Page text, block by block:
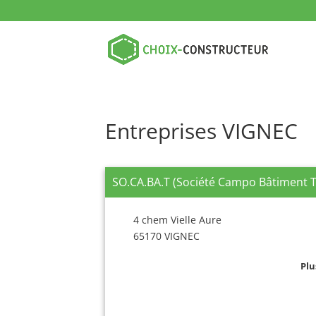
Entreprises VIGNEC
SO.CA.BA.T (Société Campo Bâtiment
4 chem Vielle Aure
65170 VIGNEC